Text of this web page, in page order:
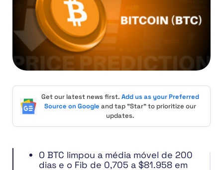
Get our latest news first. Add us as your Preferred
Source on Google and tap "Star" to prioritize our
updates.
O BTC limpou a média móvel de 200
dias e o Fib de 0,705 a $81.958 em